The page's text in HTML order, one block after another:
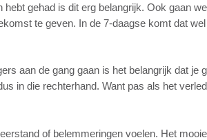
hebt gehad is dit erg belangrijk. Ook gaan
te geven. In de 7-daagse komt dat
aan de gang gaan is het belangrijk dat je
in die rechterhand. Want pas als het
of belemmeringen voelen. Het